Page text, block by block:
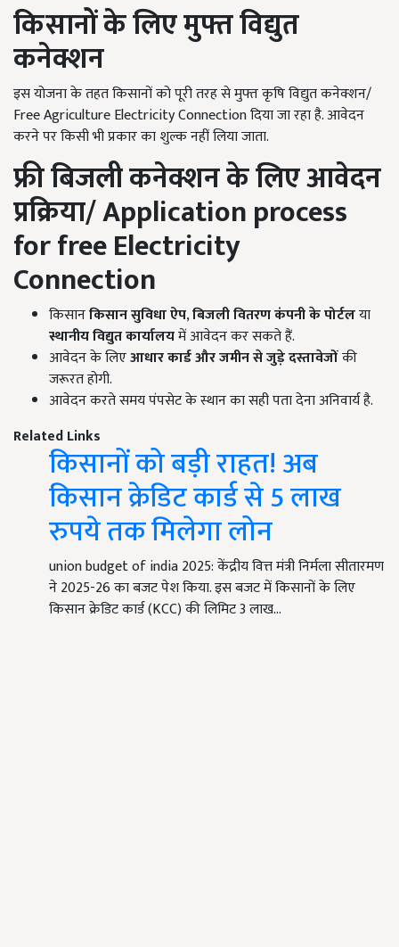
किसानों के लिए मुफ्त विद्युत
कनेक्शन
इस योजना के तहत किसानों को पूरी तरह से मुफ्त कृषि विद्युत कनेक्शन/
Free Agriculture Electricity Connection दिया जा रहा है. आवेदन
करने पर किसी भी प्रकार का शुल्क नहीं लिया जाता.
फ्री बिजली कनेक्शन के लिए आवेदन
प्रक्रिया/Application process
for freeElectricity
Connection
किसानकिसान सुविधा ऐप,बिजली वितरण कंपनी के पोर्टलया
स्थानीय विद्युत कार्यालयमें आवेदन कर सकते हैं.
आवेदन के लिएआधार कार्ड और जमीन से जुड़े दस्तावेजोंकी
जरूरत होगी.
आवेदन करते समय पंपसेट के स्थान का सही पता देना अनिवार्य है.
Related Links
किसानों को बड़ी राहत! अब
किसान क्रेडिट कार्ड से 5 लाख
रुपये तक मिलेगा लोन
union budget of india 2025: केंद्रीय वित्त मंत्री निर्मला सीतारमण
ने 2025-26 का बजट पेश किया. इस बजट में किसानों के लिए
किसान क्रेडिट कार्ड (KCC) की लिमिट 3 लाख…